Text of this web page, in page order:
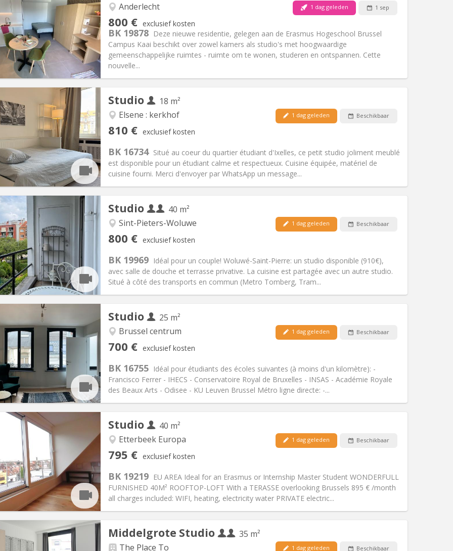
Anderlecht
800 € exclusief kosten
1 dag geleden 1 sep
BK 19878 Deze nieuwe residentie, gelegen aan de Erasmus Hogeschool Brussel
Campus Kaai beschikt over zowel kamers als studio's met hoogwaardige
gemeenschappelijke ruimtes - ruimte om te wonen, studeren en ontspannen. Cette
nouvelle...
Informatie
€
165 €
maanden
Met voorwaarden
Inrichting
Badkamer: Privaat
Keuken:in de kamer
Oppervlakte:22 m2
Sfeer:Hartelijk, ernstig, rustig,
gemeenschappelijk
Rookvrij
Huisdieren: Nee
Studio
18 m²
Elsene : kerkhof
810 € exclusief kosten
1 dag geleden Beschikbaar
BK 16734 Situé au coeur du quartier étudiant d'Ixelles, ce petit studio joliment meublé
est disponible pour un étudiant calme et respectueux. Cuisine équipée, matériel de
cuisine fourni. Merci d'envoyer par WhatsApp un message...
Informatie
€
maanden
Toegelaten
Inrichting
Badkamer: Privaat
Oppervlakte:18 m2
Andere
Sfeer:Hartelijk, rustig,
Roker:Rookvrij
Huisdieren: Nee
Studio
40 m²
Sint-Pieters-Woluwe
800 € exclusief kosten
1 dag geleden Beschikbaar
BK 19969 Idéal pour un couple! Woluwé-Saint-Pierre: un studio disponible (910€),
avec salle de douche et terrasse privative. La cuisine est partagée avec un autre studio.
Situé à côté des transports en commun (Metro Tomberg, Tram...
Informatie
€ (400 €/pers.)
60 € (30 €/pers.)
maanden
Nee
Inrichting
Badkamer: Privaat
Oppervlakte:40 m2
Andere
Sfeer:Ernstig, hartelijk, rustig,
Roker:Rookvrij
Huisdieren: Nee
Studio
25 m²
Brussel centrum
700 € exclusief kosten
1 dag geleden Beschikbaar
BK 16755 Idéal pour étudiants des écoles suivantes (à moins d'un kilomètre): -
Francisco Ferrer - IHECS - Conservatoire Royal de Bruxelles - INSAS - Académie Royale
des Beaux Arts - Odisee - KU Leuven Brussel Métro ligne directe: -...
Informatie
€
125 €
maanden
Nee
Inrichting
Badkamer: Privaat
Oppervlakte:25 m2
Andere
Sfeer:Ernstig, rustig,
Roker:Rookvrij
Huisdieren: Nee
Studio
40 m²
Etterbeek Europa
795 € exclusief kosten
1 dag geleden Beschikbaar
BK 19219 EU AREA Ideal for an Erasmus or Internship Master Student WONDERFULL
FURNISHED 40M² ROOFTOP-LOFT With a TERASSE overlooking Brussels 895 € /month
all charges included: WIFI, heating, electricity water PRIVATE electric...
Informatie
€
100 €
maanden, 3-4 maanden,
per maand
Nee
Inrichting
Badkamer: Gemeenschappelijk
Oppervlakte:40 m2
Andere
Sfeer:Rustig
Huisdieren:Nee
Middelgrote Studio
35 m²
The Place To
1 dag geleden Beschikbaar